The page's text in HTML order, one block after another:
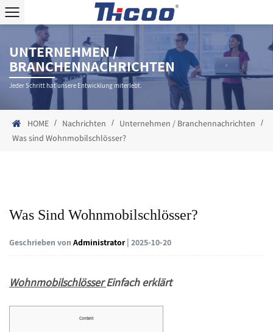
UNTERNEHMEN /
BRANCHENNACHRICHTEN
Jeder Schritt hat unsere Entwicklung miterlebt.
HOME / Nachrichten / Unternehmen / Branchennachrichten /
Was sind Wohnmobilschlösser?
Was Sind Wohnmobilschlösser?
Geschrieben von Administrator| 2025-10-20
WohnmobilschlösserEinfach erklärt
Content